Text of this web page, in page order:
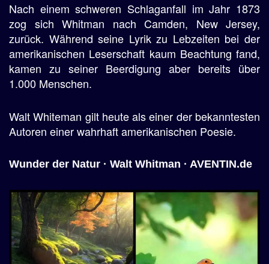
Nach einem schweren Schlaganfall im Jahr 1873
zog sich Whitman nach Camden, New Jersey,
zurück. Während seine Lyrik zu Lebzeiten bei der
amerikanischen Leserschaft kaum Beachtung fand,
kamen zu seiner Beerdigung aber bereits über
1.000 Menschen.
Walt Whiteman gilt heute als einer der bekanntesten
Autoren einer wahrhaft amerikanischen Poesie.
Wunder der Natur · Walt Whitman · AVENTIN.de